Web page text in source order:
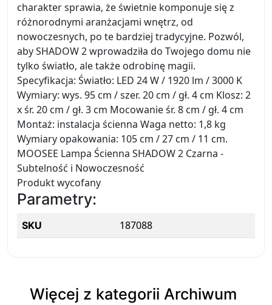
charakter sprawia, że świetnie komponuje się z
różnorodnymi aranżacjami wnętrz, od
nowoczesnych, po te bardziej tradycyjne. Pozwól,
aby SHADOW 2 wprowadziła do Twojego domu nie
tylko światło, ale także odrobinę magii.
Specyfikacja: Światło: LED 24 W / 1920 lm / 3000 K
Wymiary: wys. 95 cm / szer. 20 cm / gł. 4 cm Klosz: 2
x śr. 20 cm / gł. 3 cm Mocowanie śr. 8 cm / gł. 4 cm
Montaż: instalacja ścienna Waga netto: 1,8 kg
Wymiary opakowania: 105 cm / 27 cm / 11 cm.
MOOSEE Lampa Ścienna SHADOW 2 Czarna -
Subtelność i Nowoczesność
Produkt wycofany
Parametry:
SKU 187088
Więcej z kategorii Archiwum